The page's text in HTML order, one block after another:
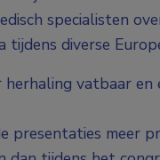
specialisten
tijdens diverse
herhaling vatbaar en
presentaties meer